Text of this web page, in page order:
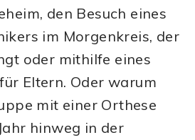
den Besuch eines
im Morgenkreis, der
oder mithilfe eines
Eltern. Oder warum
mit einer Orthese
hinweg in der